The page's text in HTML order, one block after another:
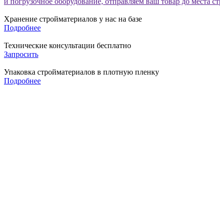
Хранение стройматериалов у нас на базе
Подробнее
Технические консультации бесплатно
Запросить
Упаковка стройматериалов в плотную пленку
Подробнее